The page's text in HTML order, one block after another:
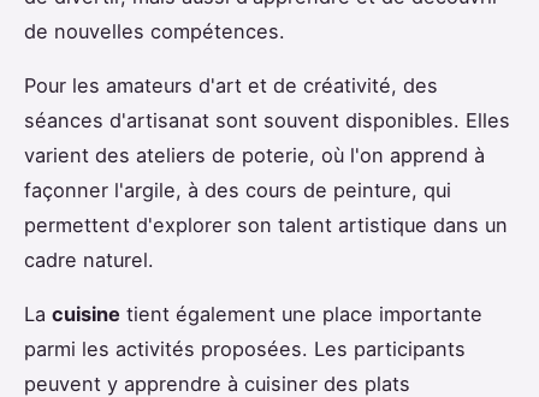
de nouvelles compétences.
Pour les amateurs d'art et de créativité, des
séances d'artisanat sont souvent disponibles. Elles
varient des ateliers de poterie, où l'on apprend à
façonner l'argile, à des cours de peinture, qui
permettent d'explorer son talent artistique dans un
cadre naturel.
La cuisine tient également une place importante
parmi les activités proposées. Les participants
peuvent y apprendre à cuisiner des plats